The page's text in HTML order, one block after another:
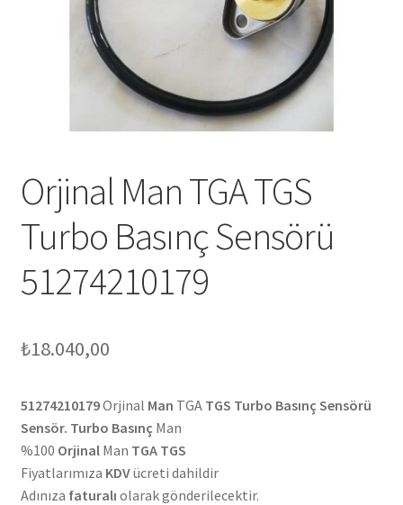
Orjinal Man TGA TGS
Turbo Basınç Sensörü
51274210179
₺18.040,00
51274210179Orjinal Man TGATGS Turbo Basınç Sensörü
Sensör. Turbo Basınç Man
%100 OrjinalMan TGA TGS
Fiyatlarımıza KDVücreti dahildir
Adınıza faturalı olarak gönderilecektir.